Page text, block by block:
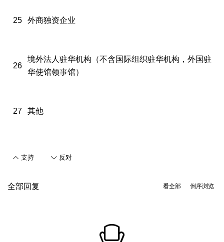
25 外商独资企业
26
境外法人驻华机构（不含国际组织驻华机构，外国驻
华使馆领事馆）
27 其他
支持 反对
倒序浏览
看全部
全部回复